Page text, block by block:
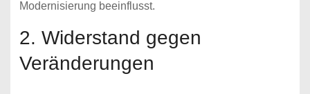
Modernisierung beeinflusst.
2. Widerstand gegen
Veränderungen